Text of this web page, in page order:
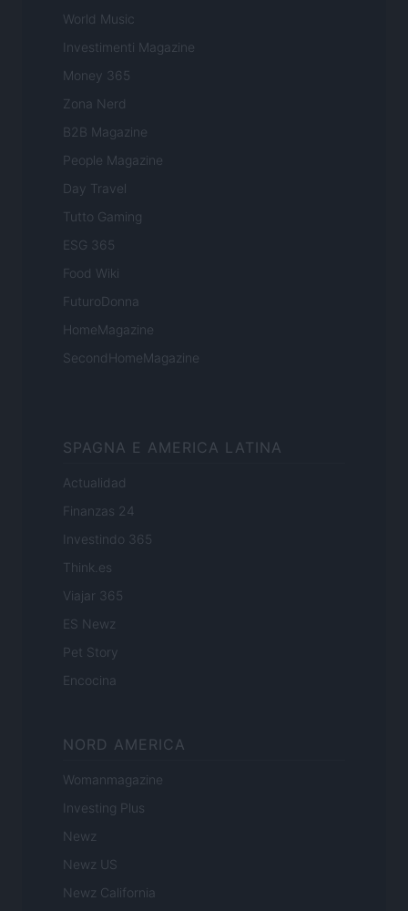
World Music
Investimenti Magazine
Money 365
Zona Nerd
B2B Magazine
People Magazine
Day Travel
Tutto Gaming
ESG 365
Food Wiki
FuturoDonna
HomeMagazine
SecondHomeMagazine
SPAGNA E AMERICA LATINA
Actualidad
Finanzas 24
Investindo 365
Think.es
Viajar 365
ES Newz
Pet Story
Encocina
NORD AMERICA
Womanmagazine
Investing Plus
Newz
Newz US
Newz California